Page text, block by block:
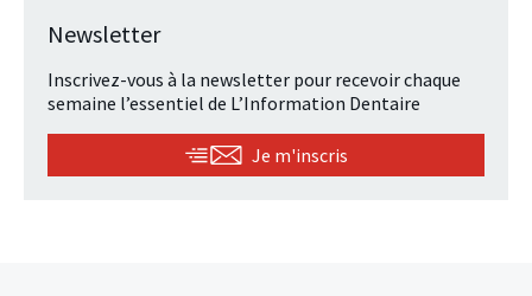
Newsletter
Inscrivez-vous à la newsletter pour recevoir chaque
semaine l’essentiel de L’Information Dentaire
Je m'inscris